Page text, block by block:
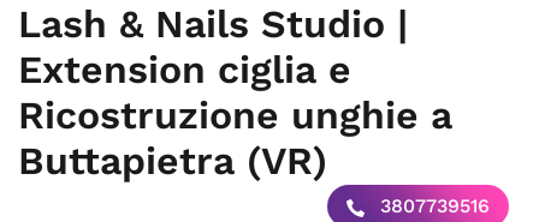
Lash & Nails Studio |
Extension ciglia e
Ricostruzione unghie a
Buttapietra (VR)
3807739516